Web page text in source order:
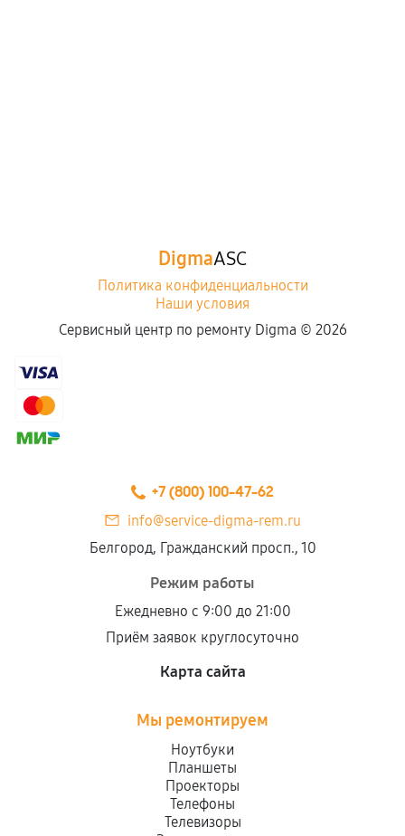
DigmaASC
Политика конфиденциальности
Наши условия
Сервисный центр по ремонту Digma © 2026
+7 (800) 100-47-62
info@service-digma-rem.ru
Белгород, Гражданский просп., 10
Режим работы
Ежедневно с 9:00 до 21:00
Приём заявок круглосуточно
Карта сайта
Мы ремонтируем
Ноутбуки
Планшеты
Проекторы
Телефоны
Телевизоры